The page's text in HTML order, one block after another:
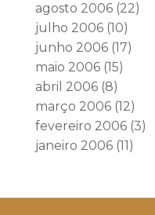
agosto 2006(22)
julho 2006(10)
junho 2006(17)
maio 2006(15)
abril 2006(8)
março 2006(12)
fevereiro 2006(3)
janeiro 2006(11)